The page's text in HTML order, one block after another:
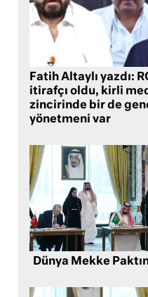
Fatih Altaylı yazdı:
itirafçı oldu, kirli
zincirinde bir de
yönetmeni var
Dünya Mekke